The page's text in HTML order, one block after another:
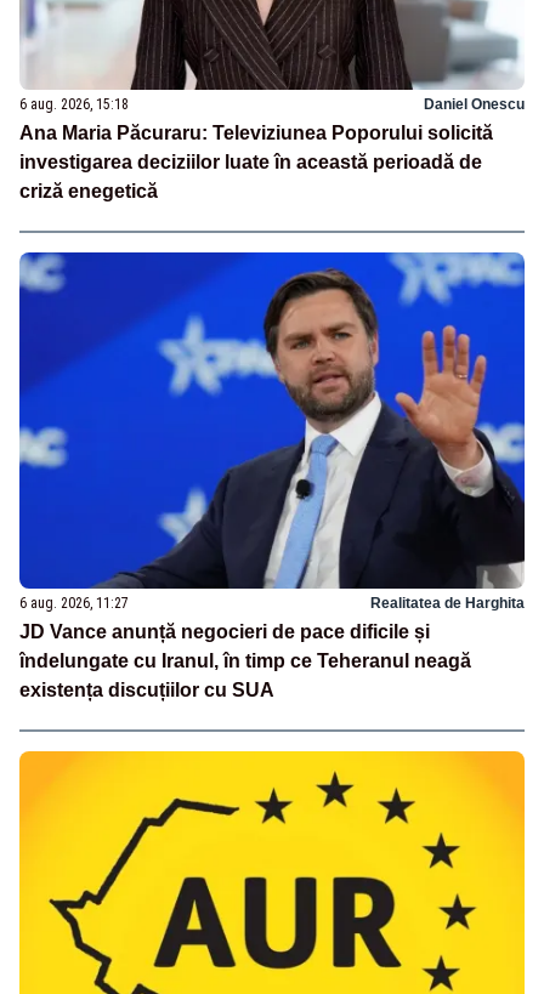
6 aug. 2026, 15:18 Daniel Onescu
Ana Maria Păcuraru: Televiziunea Poporului solicită
investigarea deciziilor luate în această perioadă de
criză enegetică
6 aug. 2026, 11:27 Realitatea de Harghita
JD Vance anunță negocieri de pace dificile și
îndelungate cu Iranul, în timp ce Teheranul neagă
existența discuțiilor cu SUA